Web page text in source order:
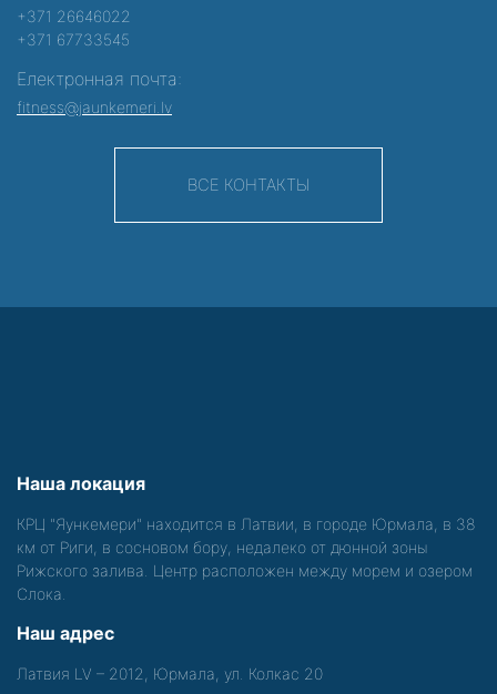
+371 26646022
+371 67733545
Електронная почта:
fitness@jaunkemeri.lv
ВСЕ КОНТАКТЫ
Наша локация
КРЦ "Яункемери" находится в Латвии, в городе Юрмала, в 38
км от Риги, в сосновом бору, недалеко от дюнной зоны
Рижского залива. Центр расположен между морем и озером
Слока.
Наш адрес
Латвия LV – 2012, Юрмала, ул. Колкас 20